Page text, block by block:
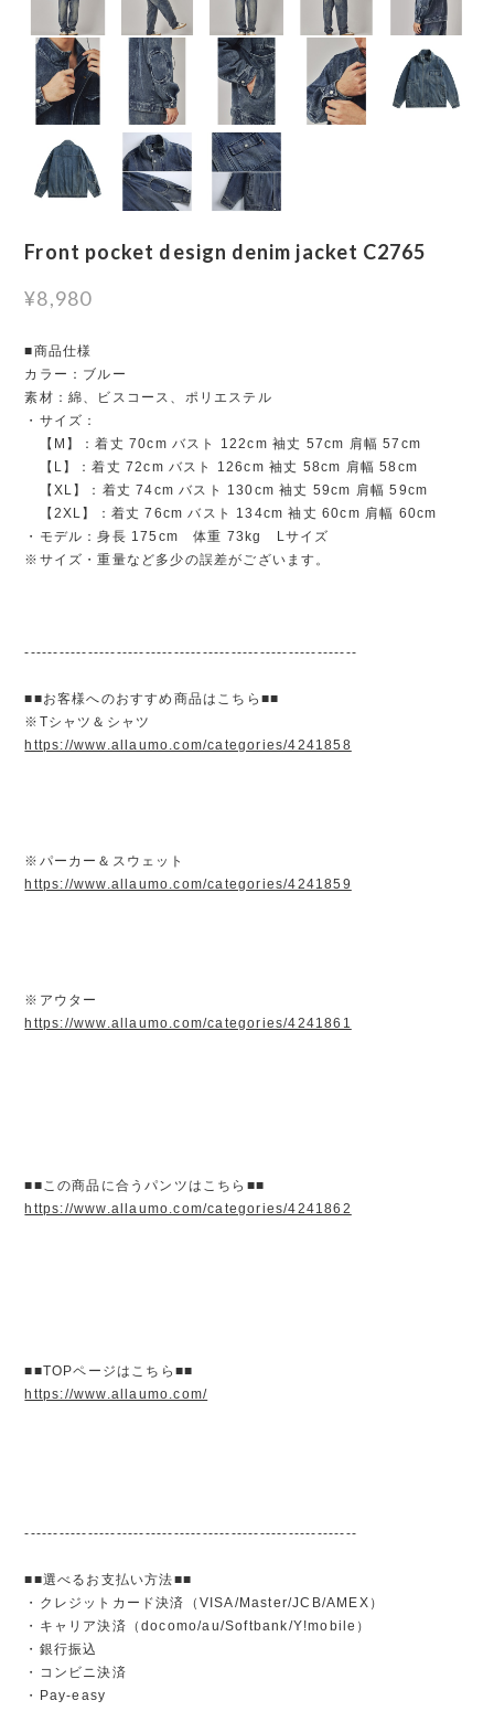
Front pocket design denim jacket C2765
¥8,980
■商品仕様
カラー：ブルー
素材：綿、ビスコース、ポリエステル
・サイズ：
【M】：着丈 70cm バスト 122cm 袖丈 57cm 肩幅 57cm
【L】：着丈 72cm バスト 126cm 袖丈 58cm 肩幅 58cm
【XL】：着丈 74cm バスト 130cm 袖丈 59cm 肩幅 59cm
【2XL】：着丈 76cm バスト 134cm 袖丈 60cm 肩幅 60cm
・モデル：身長 175cm 体重 73kg Lサイズ
※サイズ・重量など多少の誤差がございます。
----------------------------------------------------------
■■お客様へのおすすめ商品はこちら■■
※Tシャツ＆シャツ
https://www.allaumo.com/categories/4241858
※パーカー＆スウェット
https://www.allaumo.com/categories/4241859
※アウター
https://www.allaumo.com/categories/4241861
■■この商品に合うパンツはこちら■■
https://www.allaumo.com/categories/4241862
■■TOPページはこちら■■
https://www.allaumo.com/
----------------------------------------------------------
■■選べるお支払い方法■■
・クレジットカード決済（VISA/Master/JCB/AMEX）
・キャリア決済（docomo/au/Softbank/Y!mobile）
・銀行振込
・コンビニ決済
・Pay-easy